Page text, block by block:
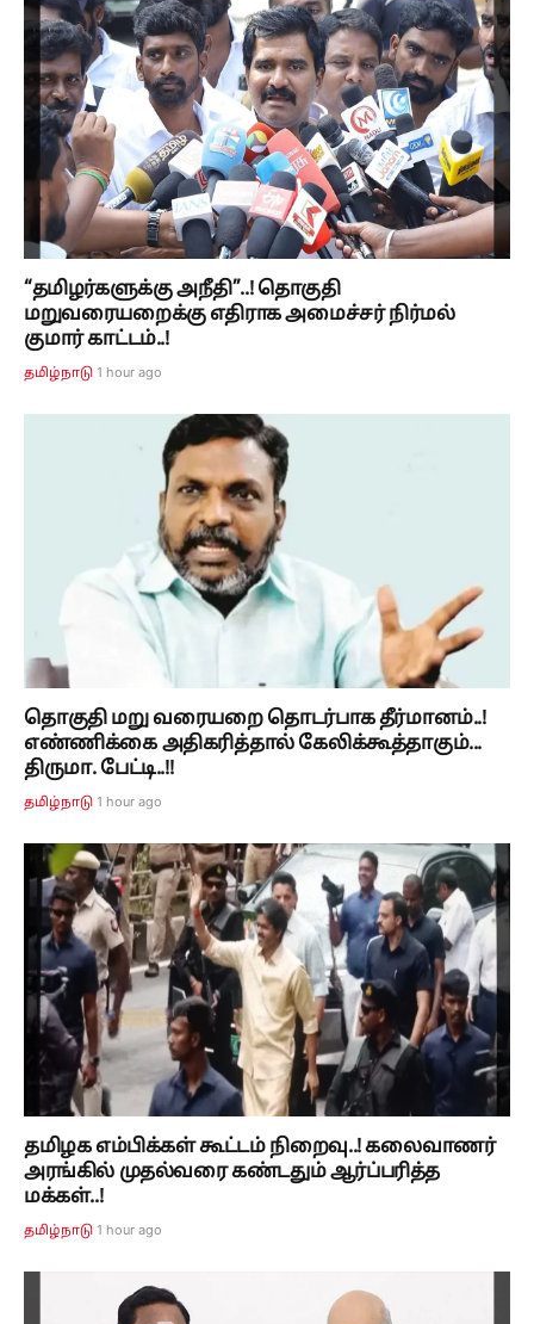
“தமிழர்களுக்கு அநீதி”..! தொகுதி
மறுவரையறைக்கு எதிராக அமைச்சர் நிர்மல்
குமார் காட்டம்..!
தமிழ்நாடு 1 hour ago
தொகுதி மறு வரையறை தொடர்பாக தீர்மானம்..!
எண்ணிக்கை அதிகரித்தால் கேலிக்கூத்தாகும்...
திருமா. பேட்டி..!!
தமிழ்நாடு 1 hour ago
தமிழக எம்பிக்கள் கூட்டம் நிறைவு..! கலைவாணர்
அரங்கில் முதல்வரை கண்டதும் ஆர்ப்பரித்த
மக்கள்..!
தமிழ்நாடு 1 hour ago